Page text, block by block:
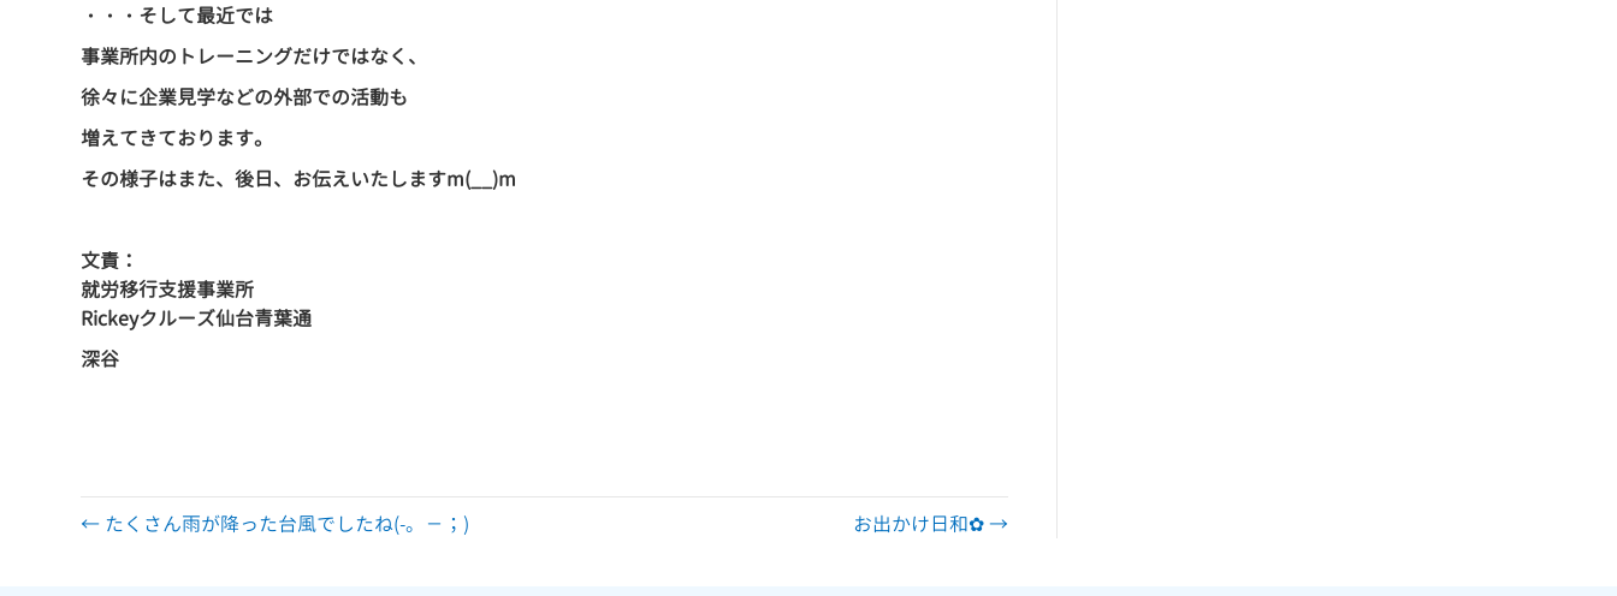
・・・そして最近では
事業所内のトレーニングだけではなく、
徐々に企業見学などの外部での活動も
増えてきております。
その様子はまた、後日、お伝えいたしますm(__)m
文責：
就労移行支援事業所
Rickeyクルーズ仙台青葉通
深谷
← たくさん雨が降った台風でしたね(-。－；) お出かけ日和✿ →